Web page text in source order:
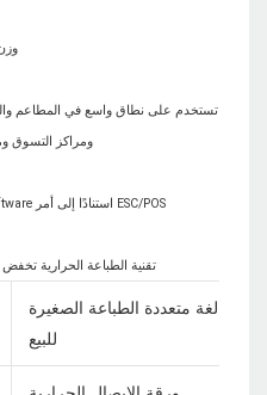
طباعة لغة متعددة الطباعة الصغيرة Z58-II Amazon Best Buy 58 مم طابعة إيصال حرارية
للبيع